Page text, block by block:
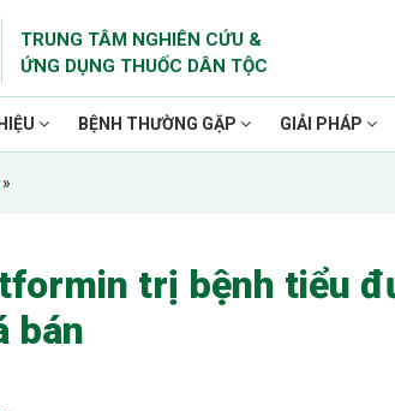
TRUNG TÂM NGHIÊN CỨU &
ỨNG DỤNG THUỐC DÂN TỘC
BỆNH THƯỜNG GẶP GIẢI PHÁP
»
trị bệnh tiểu
bán